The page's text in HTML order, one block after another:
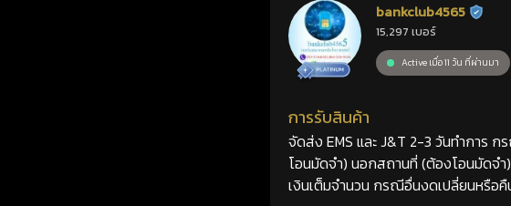
bankclub4565 ร้านยืน
15,297 เบอร์
Active เมื่อ 11 วัน ที่ผ่านมา
การรับสินค้า
จัดส่ง EMS และ J&T 2-3 วันทำการ
โอนมัดจำ) นอกสถานที่ (ต้องโอนมัดจ
เงินเต็มจำนวน กรณีอื่นงดเปลี่ยนหรือคื